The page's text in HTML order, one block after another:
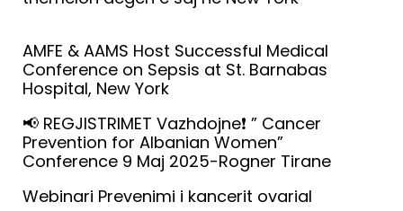
AMFE & AAMS Host Successful Medical
Conference on Sepsis at St. Barnabas
Hospital, New York
📢 REGJISTRIMET Vazhdojne❗️ ” Cancer
Prevention for Albanian Women”
Conference 9 Maj 2025-Rogner Tirane
Webinari Prevenimi i kancerit ovarial